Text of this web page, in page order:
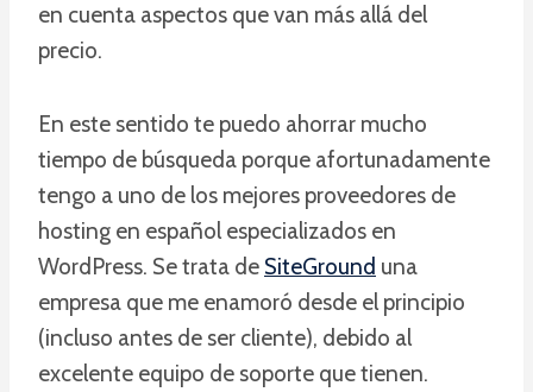
en cuenta aspectos que van más allá del
precio.
En este sentido te puedo ahorrar mucho
tiempo de búsqueda porque afortunadamente
tengo a uno de los mejores proveedores de
hosting en español especializados en
WordPress. Se trata de SiteGround una
empresa que me enamoró desde el principio
(incluso antes de ser cliente), debido al
excelente equipo de soporte que tienen.